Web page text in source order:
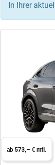
In Ihrer
ab 573,– € mtl.